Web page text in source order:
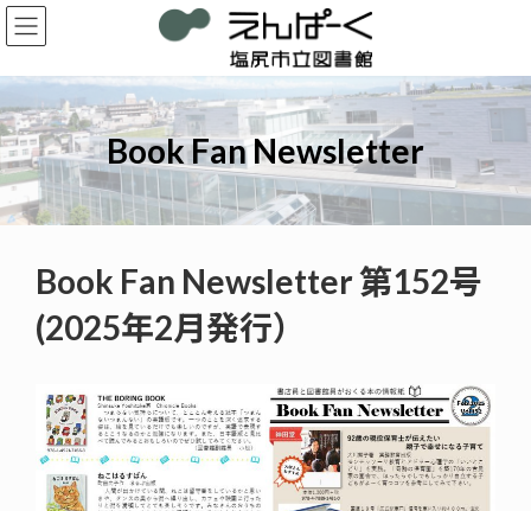
コ
ン
ン
ツ
へ
ス
キ
ッ
プ
ナ
ビ
ー
シ
ョ
ン
に
移
動
Book Fan Newsletter
Book Fan Newsletter 第152号
(2025年2月発行）